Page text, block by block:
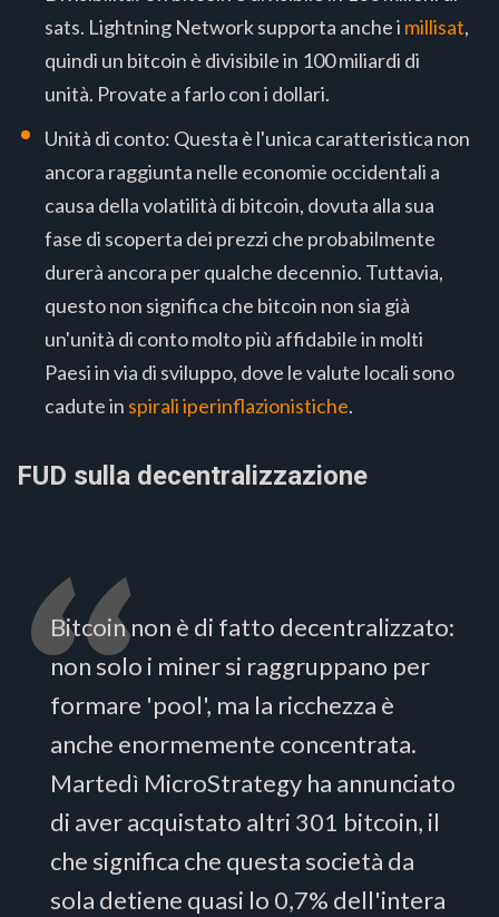
sats. Lightning Network supporta anche i millisat,
quindi un bitcoin è divisibile in 100 miliardi di
unità. Provate a farlo con i dollari.
Unità di conto: Questa è l'unica caratteristica non
ancora raggiunta nelle economie occidentali a
causa della volatilità di bitcoin, dovuta alla sua
fase di scoperta dei prezzi che probabilmente
durerà ancora per qualche decennio. Tuttavia,
questo non significa che bitcoin non sia già
un'unità di conto molto più affidabile in molti
Paesi in via di sviluppo, dove le valute locali sono
cadute in spirali iperinflazionistiche.
FUD sulla decentralizzazione
Bitcoin non è di fatto decentralizzato:
non solo i miner si raggruppano per
formare 'pool', ma la ricchezza è
anche enormemente concentrata.
Martedì MicroStrategy ha annunciato
di aver acquistato altri 301 bitcoin, il
che significa che questa società da
sola detiene quasi lo 0,7% dell'intera